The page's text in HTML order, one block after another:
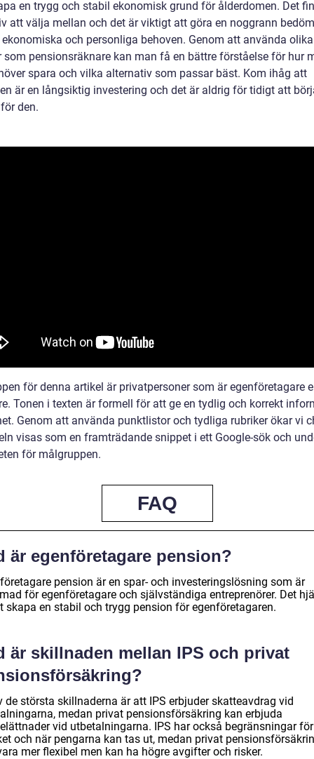
en trygg och stabil ekonomisk grund för ålderdomen. Det
att välja mellan och det är viktigt att göra en noggrann
och personliga behoven. Genom att använda olika
som pensionsräknare kan man få en bättre förståelse för hur
spara och vilka alternativ som passar bäst. Kom ihåg att
är en långsiktig investering och det är aldrig för tidigt att
den.
för denna artikel är privatpersoner som är egenföretagare
Tonen i texten är formell för att ge en tydlig och korrekt
Genom att använda punktlistor och tydliga rubriker ökar vi
visas som en framträdande snippet i ett Google-sök och
för målgruppen.
FAQ
är egenföretagare pension?
pension är en spar- och investeringslösning som är
för egenföretagare och självständiga entreprenörer. Det
skapa en stabil och trygg pension för egenföretagaren.
är skillnaden mellan IPS och privat
de största skillnaderna är att IPS erbjuder skatteavdrag vid
medan privat pensionsförsäkring kan erbjuda
vid utbetalningarna. IPS har också begränsningar
och när pengarna kan tas ut, medan privat
mer flexibel men kan ha högre avgifter och risker.